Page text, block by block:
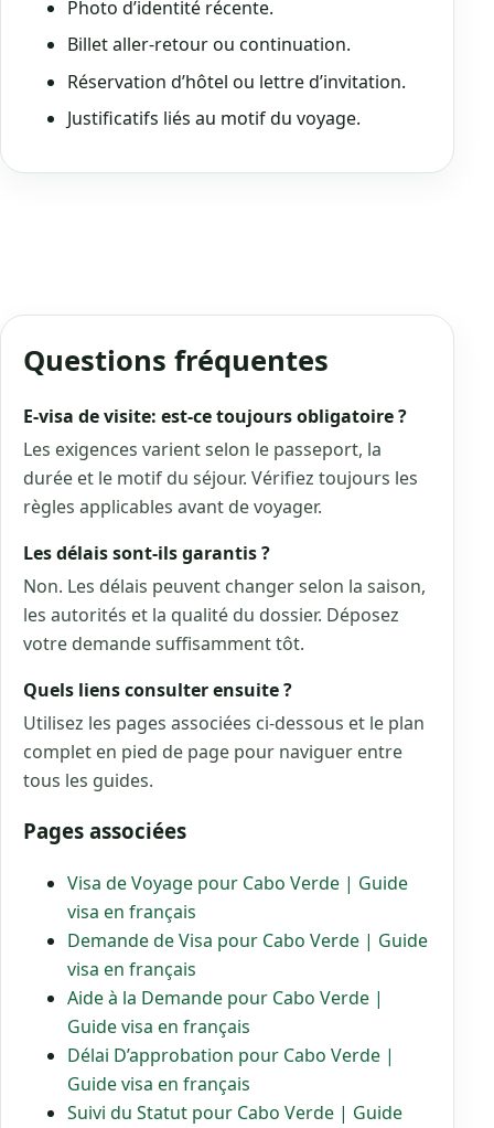
Photo d’identité récente.
Billet aller-retour ou continuation.
Réservation d’hôtel ou lettre d’invitation.
Justificatifs liés au motif du voyage.
Questions fréquentes
E-visa de visite: est-ce toujours obligatoire ?
Les exigences varient selon le passeport, la
durée et le motif du séjour. Vérifiez toujours les
règles applicables avant de voyager.
Les délais sont-ils garantis ?
Non. Les délais peuvent changer selon la saison,
les autorités et la qualité du dossier. Déposez
votre demande suffisamment tôt.
Quels liens consulter ensuite ?
Utilisez les pages associées ci-dessous et le plan
complet en pied de page pour naviguer entre
tous les guides.
Pages associées
Visa de Voyage pour Cabo Verde | Guide
visa en français
Demande de Visa pour Cabo Verde | Guide
visa en français
Aide à la Demande pour Cabo Verde |
Guide visa en français
Délai D’approbation pour Cabo Verde |
Guide visa en français
Suivi du Statut pour Cabo Verde | Guide